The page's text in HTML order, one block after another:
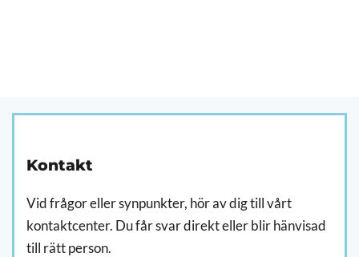
Kontakt
Vid frågor eller synpunkter, hör av dig till vårt
kontaktcenter. Du får svar direkt eller blir hänvisad
till rätt person.